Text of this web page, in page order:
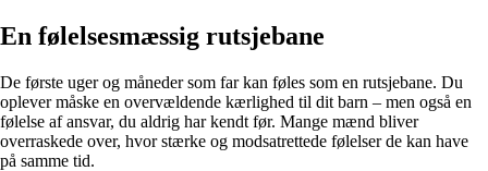
En følelsesmæssig rutsjebane
De første uger og måneder som far kan føles som en rutsjebane. Du
oplever måske en overvældende kærlighed til dit barn – men også en
følelse af ansvar, du aldrig har kendt før. Mange mænd bliver
overraskede over, hvor stærke og modsatrettede følelser de kan have
på samme tid.